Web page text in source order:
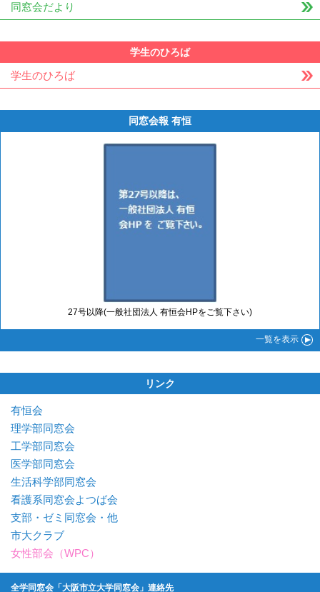
同窓会だより
学生のひろば
学生のひろば
同窓会報 有恒
27号以降(一般社団法人 有恒会HPをご覧下さい)
一覧を表示
リンク
有恒会
理学部同窓会
工学部同窓会
医学部同窓会
生活科学部同窓会
看護系同窓会よつば会
支部・ゼミ同窓会・他
市大クラブ
女性部会（WPC）
全学同窓会「大阪市立大学同窓会」連絡先